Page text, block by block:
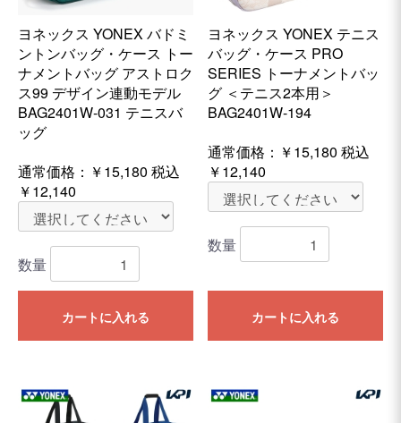
ヨネックス YONEX バドミ
ントンバッグ・ケース トー
ナメントバッグ アストロク
ス99 デザイン連動モデル
BAG2401W-031 テニスバ
ッグ
通常価格： ￥15,180 税込
￥12,140
数量
カートに入れる
ヨネックス YONEX テニス
バッグ・ケース PRO
SERIES トーナメントバッ
グ ＜テニス2本用＞
BAG2401W-194
通常価格： ￥15,180 税込
￥12,140
数量
カートに入れる